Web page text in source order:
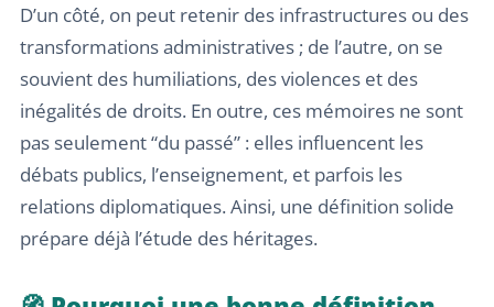
D’un côté, on peut retenir des infrastructures ou des
transformations administratives ; de l’autre, on se
souvient des humiliations, des violences et des
inégalités de droits. En outre, ces mémoires ne sont
pas seulement “du passé” : elles influencent les
débats publics, l’enseignement, et parfois les
relations diplomatiques. Ainsi, une définition solide
prépare déjà l’étude des héritages.